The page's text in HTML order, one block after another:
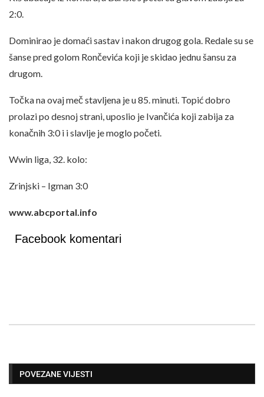
2:0.
Dominirao je domaći sastav i nakon drugog gola. Redale su se
šanse pred golom Rončevića koji je skidao jednu šansu za
drugom.
Točka na ovaj meč stavljena je u 85. minuti. Topić dobro
prolazi po desnoj strani, uposlio je Ivančića koji zabija za
konačnih 3:0 i i slavlje je moglo početi.
Wwin liga, 32. kolo:
Zrinjski – Igman 3:0
www.abcportal.info
Facebook komentari
POVEZANE VIJESTI